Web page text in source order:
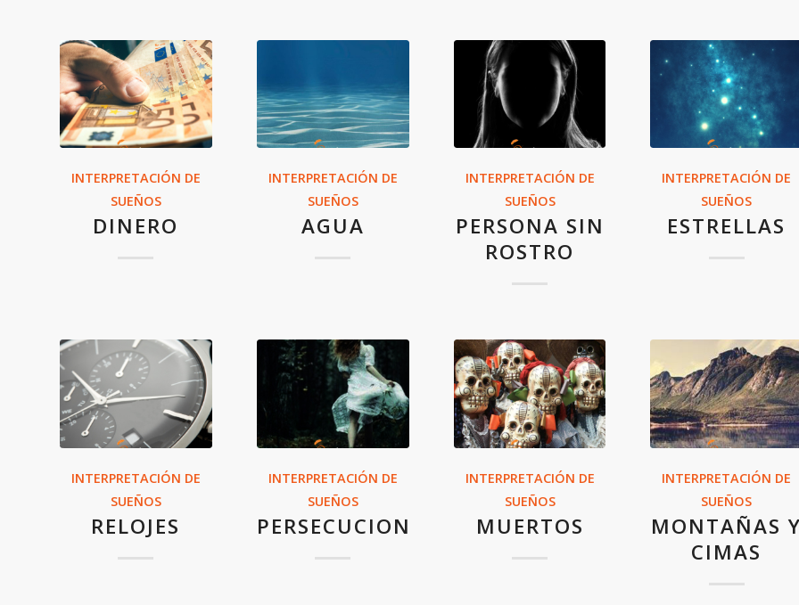
INTERPRETACIÓN DE
SUEÑOS
DINERO
INTERPRETACIÓN DE
SUEÑOS
AGUA
INTERPRETACIÓN DE
SUEÑOS
PERSONA SIN
ROSTRO
INTERPRETACIÓN DE
SUEÑOS
ESTRELLAS
INTERPRETACIÓN DE
SUEÑOS
RELOJES
INTERPRETACIÓN DE
SUEÑOS
PERSECUCION
INTERPRETACIÓN DE
SUEÑOS
MUERTOS
INTERPRETACIÓN DE
SUEÑOS
MONTAÑAS
CIMAS